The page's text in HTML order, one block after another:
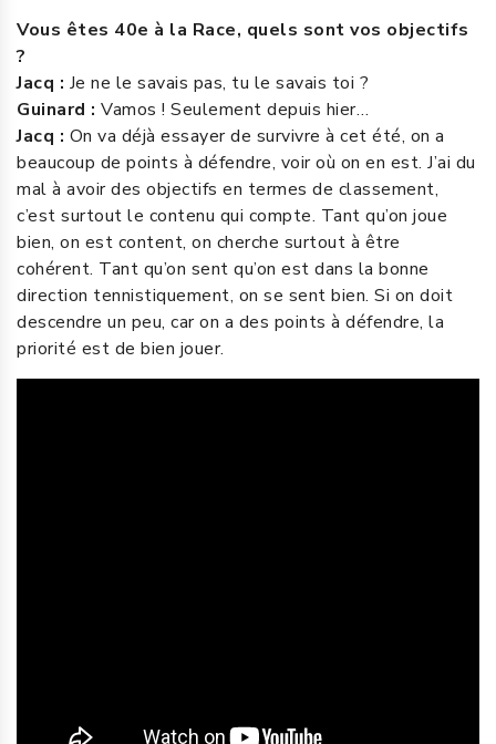
Vous êtes 40e à la Race, quels sont vos objectifs
?
Jacq : Je ne le savais pas, tu le savais toi ?
Guinard : Vamos ! Seulement depuis hier…
Jacq : On va déjà essayer de survivre à cet été, on a
beaucoup de points à défendre, voir où on en est. J’ai du
mal à avoir des objectifs en termes de classement,
c’est surtout le contenu qui compte. Tant qu’on joue
bien, on est content, on cherche surtout à être
cohérent. Tant qu’on sent qu’on est dans la bonne
direction tennistiquement, on se sent bien. Si on doit
descendre un peu, car on a des points à défendre, la
priorité est de bien jouer.